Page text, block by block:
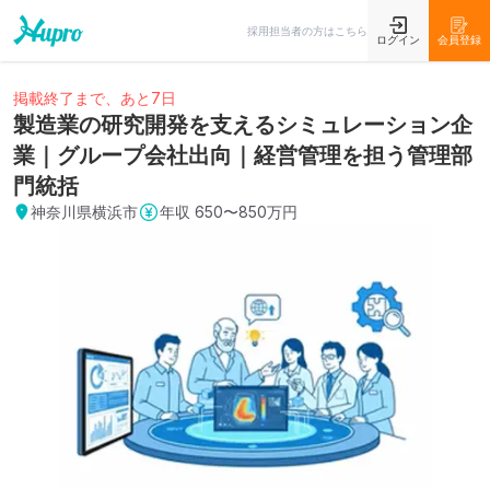
採用担当者の方はこちら
ログイン 会員登録
掲載終了まで、あと7日
製造業の研究開発を支えるシミュレーション企
業｜グループ会社出向｜経営管理を担う管理部
門統括
神奈川県横浜市 年収 650〜850万円